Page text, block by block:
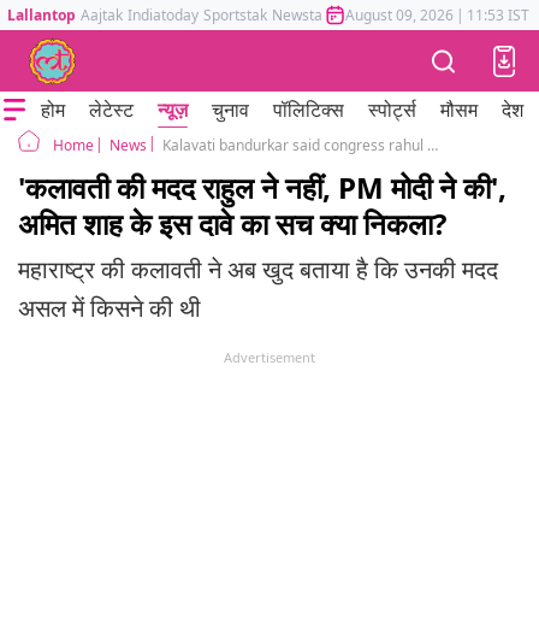
Lallantop Aajtak Indiatoday Sportstak Newstak Mumbai Tak Astrotak
August 09, 2026 | 11:53 IST
होम लेटेस्ट न्यूज़ चुनाव पॉलिटिक्स स्पोर्ट्स मौसम देश
Home News Kalavati bandurkar said congress rahul gandhi help her not BJP, truth of amit shah statement on vidarbha women
'कलावती की मदद राहुल ने नहीं, PM मोदी ने की',
अमित शाह के इस दावे का सच क्या निकला?
महाराष्ट्र की कलावती ने अब खुद बताया है कि उनकी मदद
असल में किसने की थी
Advertisement